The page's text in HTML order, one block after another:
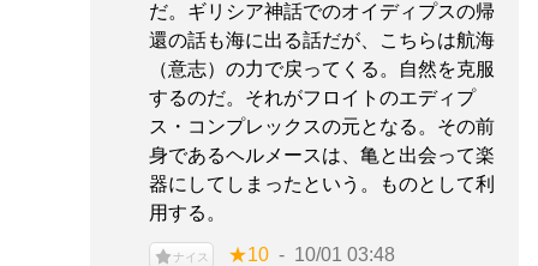
だ。ギリシア神話でのオイディプスの帰
還の話も海に出る話だが、こちらは航海
（意志）の力で戻ってくる。自然を克服
するのだ。それがフロイトのエディプ
ス・コンプレックスの元となる。その前
身であるヘルメースは、亀と出会って楽
器にしてしまったという。ものとして利
用する。
ナイス ★10 10/01 03:48